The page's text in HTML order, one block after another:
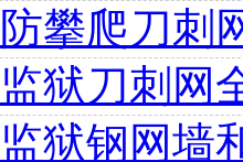
防攀爬刀刺
监狱刀刺网
监狱钢网墙